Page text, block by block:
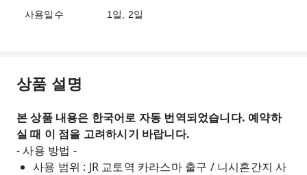
사용일수 1일, 2일
상품 설명
본 상품 내용은 한국어로 자동 번역되었습니다. 예약하
실 때 이 점을 고려하시기 바랍니다.
- 사용 방법 -
사용 범위 : JR 교토역 카라스마 출구 / 니시혼간지 사